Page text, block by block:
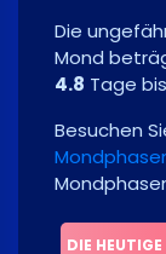
Die
Mond
4.8 Tage
Besuchen
DIE